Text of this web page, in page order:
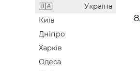
Україна
Київ
Дніпро
Харків
Одеса